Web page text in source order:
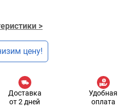
>
цену!
Доставка
от 2 дней
Удобная
оплата